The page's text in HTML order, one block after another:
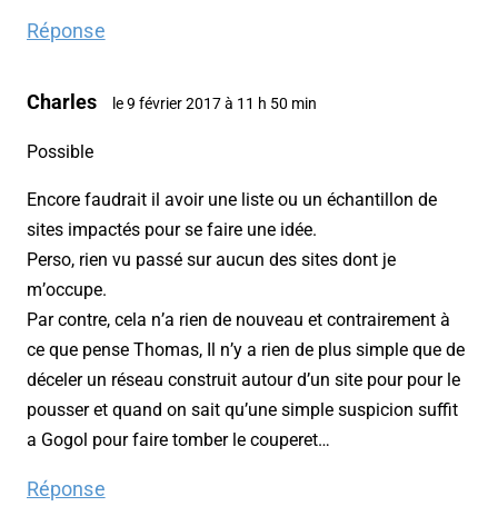
Réponse
Charles le 9 février 2017 à 11 h 50 min
Possible
Encore faudrait il avoir une liste ou un échantillon de
sites impactés pour se faire une idée.
Perso, rien vu passé sur aucun des sites dont je
m’occupe.
Par contre, cela n’a rien de nouveau et contrairement à
ce que pense Thomas, Il n’y a rien de plus simple que de
déceler un réseau construit autour d’un site pour pour le
pousser et quand on sait qu’une simple suspicion suffit
a Gogol pour faire tomber le couperet…
Réponse